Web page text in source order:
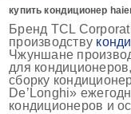
купить кондиционер
Бренд TCL
производству
Чжуншане
для
сборку
De’Longhi»
кондиционеров и